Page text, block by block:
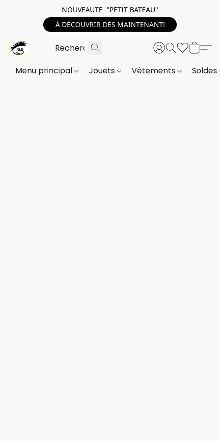
NOUVEAUTE "PETIT BATEAU"
À DÉCOUVRIR DÈS MAINTENANT!
Menu principal Jouets Vêtements Soldes